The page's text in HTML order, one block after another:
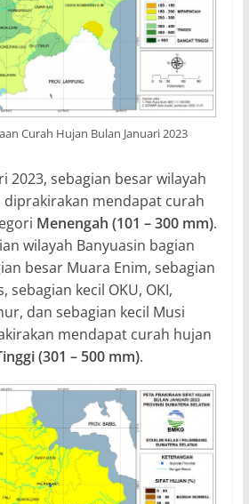
Curah Hujan Bulan Januari 2023
2023, sebagian besar wilayah
diprakirakan mendapat curah
Menengah (101 – 300 mm).
wilayah Banyuasin bagian
besar Muara Enim, sebagian
sebagian kecil OKU, OKI,
dan sebagian kecil Musi
mendapat curah hujan
(301 – 500 mm).